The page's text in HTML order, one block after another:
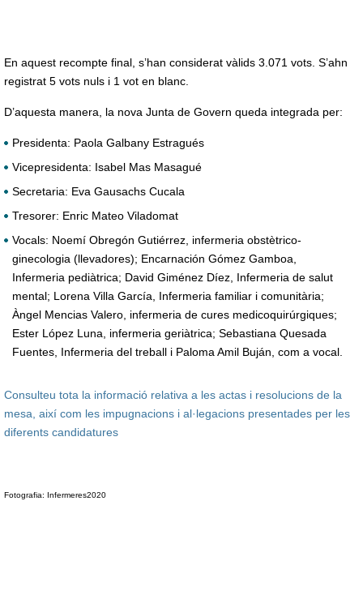
En aquest recompte final, s’han considerat vàlids 3.071 vots. S’ahn
registrat 5 vots nuls i 1 vot en blanc.
D’aquesta manera, la nova Junta de Govern queda integrada per:
Presidenta: Paola Galbany Estragués
Vicepresidenta: Isabel Mas Masagué
Secretaria: Eva Gausachs Cucala
Tresorer: Enric Mateo Viladomat
Vocals: Noemí Obregón Gutiérrez, infermeria obstètrico-
ginecologia (llevadores); Encarnación Gómez Gamboa,
Infermeria pediàtrica; David Giménez Díez, Infermeria de salut
mental; Lorena Villa García, Infermeria familiar i comunitària;
Àngel Mencias Valero, infermeria de cures medicoquirúrgiques;
Ester López Luna, infermeria geriàtrica; Sebastiana Quesada
Fuentes, Infermeria del treball i Paloma Amil Buján, com a vocal.
Consulteu tota la informació relativa a les actas i resolucions de la
mesa, així com les impugnacions i al·legacions presentades per les
diferents candidatures
Fotografia: Infermeres2020